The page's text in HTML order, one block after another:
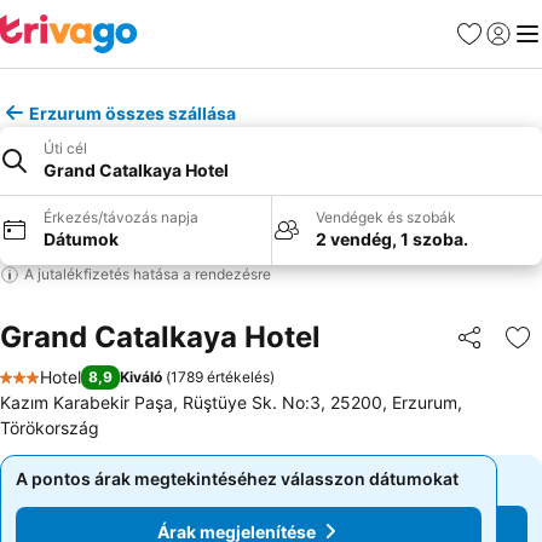
Kedvencek
Erzurum összes szállása
Úti cél
Grand Catalkaya Hotel
Érkezés/távozás napja
Dátumok
Vendégek és szobák
2 vendég, 1 szoba.
A jutalékfizetés hatása a rendezésre
Grand Catalkaya Hotel
3 Kategória
Hotel 8,9 Kiváló (1789 értékelés)
Kazım Karabekir Paşa, Rüştüye Sk. No:3, 25200, Erzurum,
Törökország
A pontos árak megtekintéséhez válasszon dátumokat
Árak megjelenítése
A pontos árak megtekintéséhez válasszon dátumokat
Árak megjelenítése